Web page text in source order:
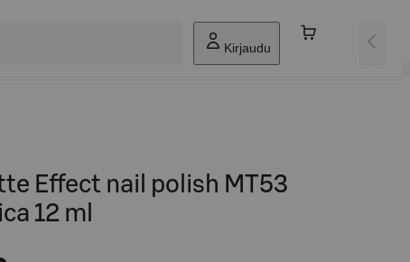
Kirjaudu
Effect nail polish MT53
12 ml